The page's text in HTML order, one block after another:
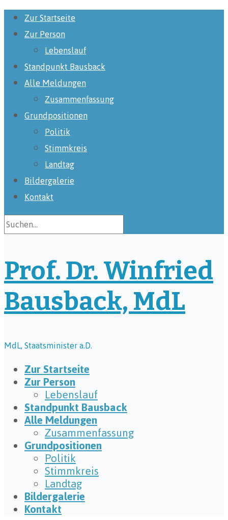
Zur Startseite
Zur Person
Lebenslauf
Standpunkt Bausback
Alle Meldungen
Zusammenfassung
Grundpositionen
Politik
Stimmkreis
Landtag
Bildergalerie
Kontakt
Prof. Dr. Winfried
Bausback, MdL
MdL, Staatsminister a.D.
Zur Startseite
Zur Person
Lebenslauf
Standpunkt Bausback
Alle Meldungen
Zusammenfassung
Grundpositionen
Politik
Stimmkreis
Landtag
Bildergalerie
Kontakt